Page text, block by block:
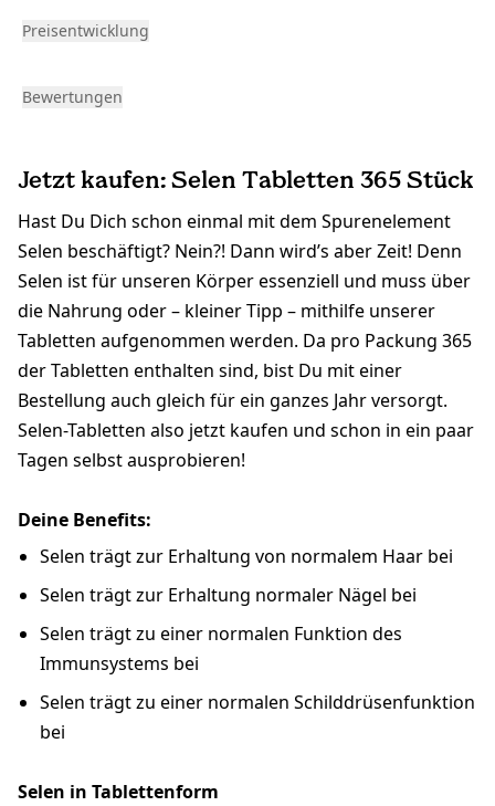
Preisentwicklung
Bewertungen
Jetzt kaufen: Selen Tabletten 365 Stück
Hast Du Dich schon einmal mit dem Spurenelement
Selen beschäftigt? Nein?! Dann wird’s aber Zeit! Denn
Selen ist für unseren Körper essenziell und muss über
die Nahrung oder – kleiner Tipp – mithilfe unserer
Tabletten aufgenommen werden. Da pro Packung 365
der Tabletten enthalten sind, bist Du mit einer
Bestellung auch gleich für ein ganzes Jahr versorgt.
Selen-Tabletten also jetzt kaufen und schon in ein paar
Tagen selbst ausprobieren!
Deine Benefits:
Selen trägt zur Erhaltung von normalem Haar bei
Selen trägt zur Erhaltung normaler Nägel bei
Selen trägt zu einer normalen Funktion des
Immunsystems bei
Selen trägt zu einer normalen Schilddrüsenfunktion
bei
Selen in Tablettenform